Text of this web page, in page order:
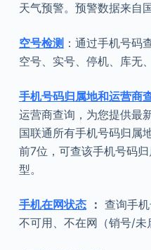
天气预警。预警数据来自
空号检测 ：通过手机号码
空号、实号、停机、库无
手机号码归属地和运营商
运营商查询，为您提供最
国联通所有手机号码归属
前7位，可查该手机号码
型。
手机在网状态 ： 查询手
不可用、不在网（销号/未